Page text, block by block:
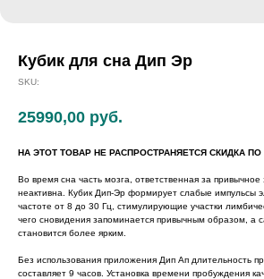
Кубик для сна Дип Эр
SKU:
25990,00 руб.
НА ЭТОТ ТОВАР НЕ РАСПРОСТРАНЯЕТСЯ СКИДКА
Во время сна часть мозга, ответственная за
неактивна. Кубик Дип-Эр формирует слабые импульсы
частоте от 8 до 30 Гц, стимулирующие участки
чего сновидения запоминается привычным образом, а
становится более ярким.
Без использования приложения Дип Ап длительность
составляет 9 часов. Установка времени пробуждения